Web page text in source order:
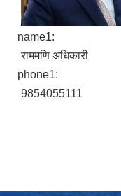
name1:
राममणि अधिकारी
phone1:
9854055111